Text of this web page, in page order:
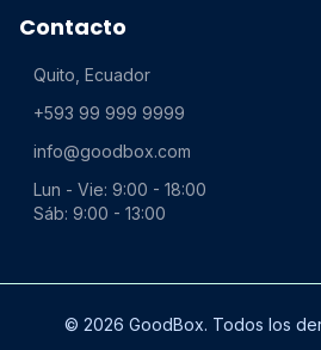
Contacto
Quito, Ecuador
+593 99 999 9999
info@goodbox.com
Lun - Vie: 9:00 - 18:00
Sáb: 9:00 - 13:00
© 2026 GoodBox. Todos los